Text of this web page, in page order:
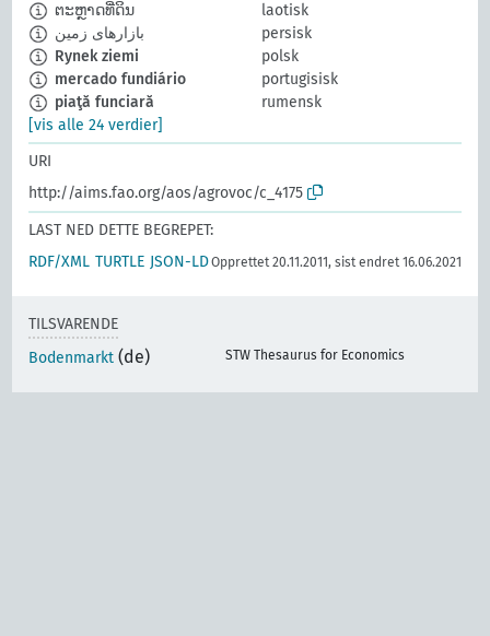
ຕະຫຼາດທີ່ດິນ
laotisk
بازارهای زمین
persisk
Rynek ziemi
polsk
mercado fundiário
portugisisk
piaţă funciară
rumensk
[vis alle 24 verdier]
URI
http://aims.fao.org/aos/agrovoc/c_4175
LAST NED DETTE BEGREPET:
RDF/XML TURTLE JSON-LDOpprettet 20.11.2011, sist endret 16.06.2021
TILSVARENDE
Bodenmarkt (de) STW Thesaurus for Economics